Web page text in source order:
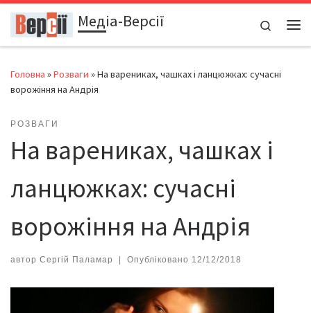
Перейти до вмістуМедіа-Версії
Search
Головна »Розваги »На варениках, чашках і ланцюжках: сучасні
ворожіння на Андрія
РОЗВАГИ
На варениках, чашках і
ланцюжках: сучасні
ворожіння на Андрія
автор Сергій Паламар | Опубліковано 12/12/2018